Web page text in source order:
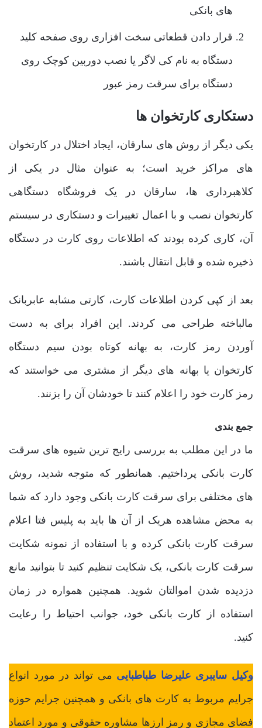
های بانکی
قرار دادن قطعاتی سخت افزاری روی صفحه کلید
دستگاه به نام کی لاگر یا نصب دوربین کوچک روی
دستگاه برای سرقت رمز عبور
دستکاری کارتخوان ها
یکی دیگر از روش های سارقان، ایجاد اختلال در کارتخوان
های مراکز خرید است؛ به عنوان‌ مثال در یکی از
کلاهبرداری ها، سارقان در یک فروشگاه دستگاهی
کارتخوان نصب و با اعمال تغییرات و دستکاری در سیستم
آن، کاری کرده بودند که اطلاعات روی کارت در دستگاه
ذخیره شده و قابل انتقال باشند.
بعد از کپی کردن اطلاعات کارت، کارتی مشابه عابربانک
مالباخته طراحی می کردند. این افراد برای به دست
آوردن رمز کارت، به بهانه کوتاه بودن سیم دستگاه
کارتخوان یا بهانه های دیگر از مشتری می خواستند که
رمز کارت خود را اعلام کنند تا خودشان آن را بزنند.
جمع بندی
ما در این مطلب به بررسی رایج ترین شیوه های سرقت
کارت بانکی پرداختیم. همانطور که متوجه شدید، روش
های مختلفی برای سرقت کارت بانکی وجود دارد که شما
به محض مشاهده هریک از آن ها باید به پلیس فتا اعلام
سرقت کارت بانکی کرده و با استفاده از نمونه شکایت
سرقت کارت بانکی، یک شکایت تنظیم کنید تا بتوانید مانع
دزدیده شدن اموالتان شوید. همچنین همواره در زمان
استفاده از کارت بانکی خود، جوانب احتیاط را رعایت
کنید.
وکیل سایبری علیرضا طباطبایی می تواند در مورد انواع
جرایم مربوط به کارت های بانکی و همچنین جرایم حوزه
فضای مجازی و رمز ارزها مشاوره حقوقی و مورد اعتماد